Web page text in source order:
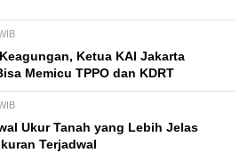
Ketua KAI Jakarta
Memicu TPPO dan KDRT
Ukur Tanah yang Lebih Jelas
Terjadwal